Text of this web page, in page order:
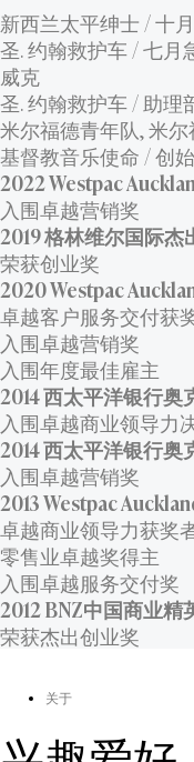
新西兰太平绅士 / 十
圣. 约翰救护车 / 七月
威克
圣. 约翰救护车 / 助理
米尔福德青年队, 米
基督教音乐使命 / 创
2022 Westpac
入围卓越营销奖
2019 格林维尔国际杰
荣获创业奖
2020 Westpac
卓越客户服务交付获
入围卓越营销奖
入围年度最佳雇主
2014 西太平洋银行奥
入围卓越商业领导力
2014 西太平洋银行奥
入围卓越营销奖
2013 Westpac
卓越商业领导力获奖
零售业卓越奖得主
入围卓越服务交付奖
2012 BNZ中国商业精
荣获杰出创业奖
关于